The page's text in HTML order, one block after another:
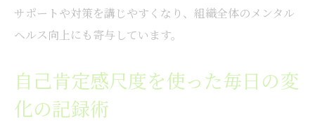
サポートや対策を講じやすくなり、組織全体のメンタル
ヘルス向上にも寄与しています。
自己肯定感尺度を使った毎日の変
化の記録術